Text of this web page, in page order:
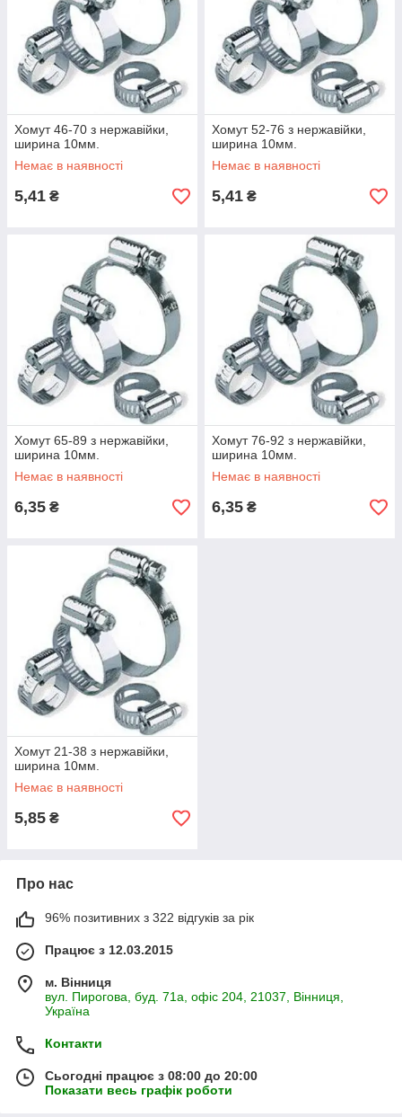
Хомут 46-70 з нержавійки,
ширина 10мм.
Немає в наявності
5,41 ₴
Хомут 52-76 з нержавійки,
ширина 10мм.
Немає в наявності
5,41 ₴
Хомут 65-89 з нержавійки,
ширина 10мм.
Немає в наявності
6,35 ₴
Хомут 76-92 з нержавійки,
ширина 10мм.
Немає в наявності
6,35 ₴
Хомут 21-38 з нержавійки,
ширина 10мм.
Немає в наявності
5,85 ₴
Про нас
96% позитивних з 322 відгуків за рік
Працює з 12.03.2015
м. Вінниця
вул. Пирогова, буд. 71а, офіс 204, 21037, Вінниця,
Україна
Контакти
Сьогодні працює з 08:00 до 20:00
Показати весь графік роботи